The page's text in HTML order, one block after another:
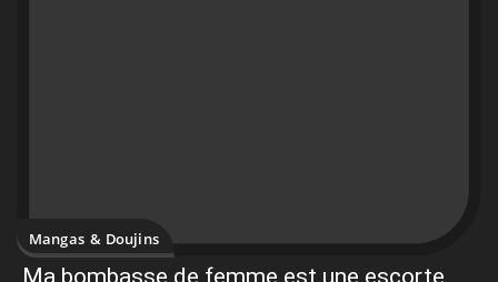
Mangas & Doujins
Ma bombasse de femme est une escorte